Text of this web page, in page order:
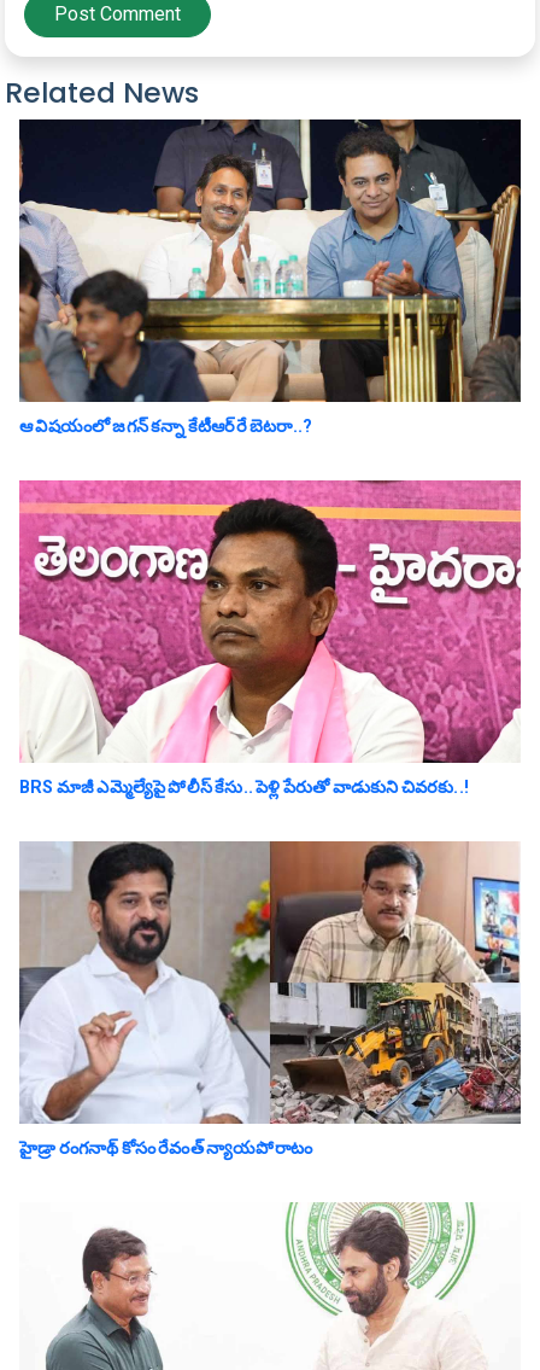
Post Comment
Related News
ఆ విష‌యంలో జ‌గ‌న్ క‌న్నా కేటీఆర్‌రే బెట‌రా..?
BRS మాజీ ఎమ్మెల్యేపై పోలీస్ కేసు.. పెళ్లి పేరుతో వాడుకుని చివ‌ర‌కు..!
హైడ్రా రంగనాథ్ కోసం రేవంత్ న్యాయపోరాటం